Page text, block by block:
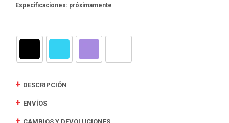
Especificaciones: próximamente
DESCRIPCIÓN
ENVÍOS